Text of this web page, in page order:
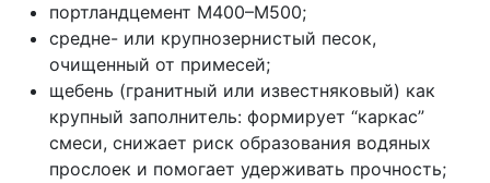
портландцемент М400–М500;
средне- или крупнозернистый песок,
очищенный от примесей;
щебень (гранитный или известняковый) как
крупный заполнитель: формирует “каркас”
смеси, снижает риск образования водяных
прослоек и помогает удерживать прочность;